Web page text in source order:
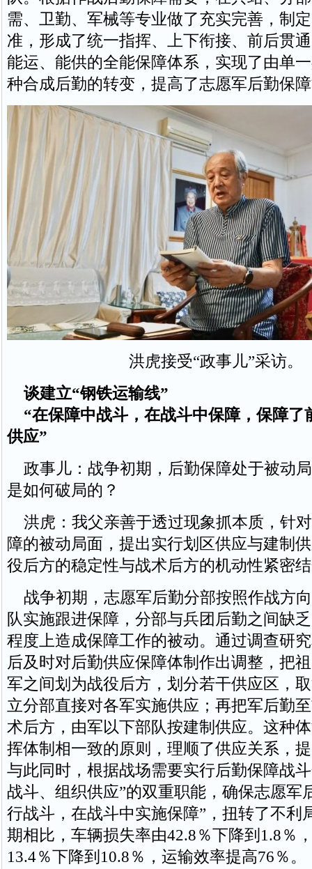
需、卫勤、军械等专业做了充实完善，制
准，形成了统一指挥、上下衔接、前后贯
能运、能供的全能保障体系，实现了由单
种合成后勤的转变，提高了志愿军后勤保
洪虎接受“政事儿”采访。
谈建立“钢铁运输线”
“在保障中战斗，在战斗中保障，保障了
供应”
政事儿：战争初期，后勤保障处于被动
是如何破局的？
洪虎：我父亲善于透过现象抓本质，针
障的被动局面，提出实行划区供应与建制
役后方的稳定性与战术后方的机动性紧密
战争初期，志愿军后勤分部按照作战方
队实施跟进保障，分部与兵团后勤之间缺
程度上造成保障工作的被动。通过调查研
后及时对后勤供应保障体制作出调整，把
军之间划为战役后方，划分若干供应区，
立分部直接对各军实施供应；再把军后勤
术后方，由军以下部队按建制供应。这种
挥体制相一致的原则，理顺了供应关系，
与此同时，根据战场需要实行后勤保障战
战斗、组织供应”的双重职能，确保志愿军
行战斗，在战斗中实施保障”，扭转了不利
期相比，车辆损失率由42.8％下降到1.8％
13.4％下降到10.8％，运输效率提高76％。